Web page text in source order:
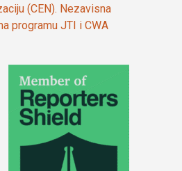
(CEN). Nezavisna
programu JTI i CWA